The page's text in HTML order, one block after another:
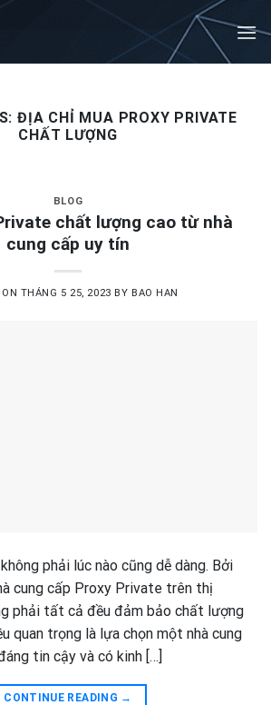
ĐỊA CHỈ MUA PROXY PRIVATE
CHẤT LƯỢNG
BLOG
chất lượng cao từ nhà
cung cấp uy tín
THÁNG 5 25, 2023 BY BAO HAN
phải lúc nào cũng dễ dàng. Bởi
cung cấp Proxy Private trên thị
phải tất cả đều đảm bảo chất lượng
quan trọng là lựa chọn một nhà cung
tin cậy và có kinh […]
CONTINUE READING →